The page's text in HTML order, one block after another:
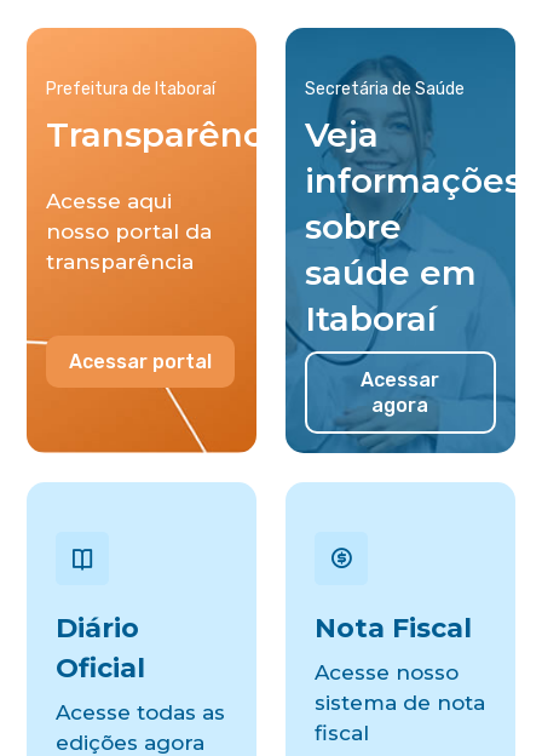
Prefeitura de Itaboraí
Transparência
Acesse aqui
nosso portal da
transparência
Acessar portal
Secretária de Saúde
Veja
informações
sobre
saúde em
Itaboraí
Acessar
agora
Diário
Oficial
Acesse todas as
edições agora
Nota Fiscal
Acesse nosso
sistema de nota
fiscal